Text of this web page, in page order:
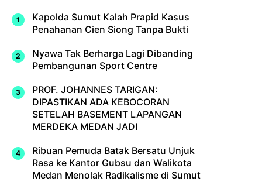
Kapolda Sumut Kalah Prapid Kasus
Penahanan Cien Siong Tanpa Bukti
Nyawa Tak Berharga Lagi Dibanding
Pembangunan Sport Centre
PROF. JOHANNES TARIGAN:
DIPASTIKAN ADA KEBOCORAN
SETELAH BASEMENT LAPANGAN
MERDEKA MEDAN JADI
Ribuan Pemuda Batak Bersatu Unjuk
Rasa ke Kantor Gubsu dan Walikota
Medan Menolak Radikalisme di Sumut